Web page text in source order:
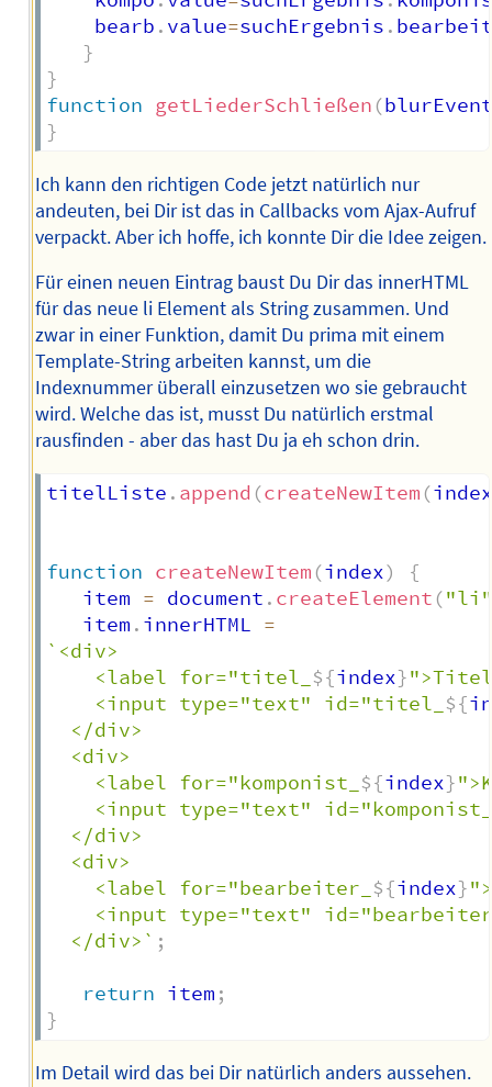
    bearb
. value=suchErgebnis .
}
}
function getLiederSchließen (blurEvent
}
Ich kann den richtigen Code jetzt natürlich nur
andeuten, bei Dir ist das in Callbacks vom Ajax-Aufruf
verpackt. Aber ich hoffe, ich konnte Dir die Idee zeigen.
Für einen neuen Eintrag baust Du Dir das innerHTML
für das neue li Element als String zusammen. Und
zwar in einer Funktion, damit Du prima mit einem
Template-String arbeiten kannst, um die
Indexnummer überall einzusetzen wo sie gebraucht
wird. Welche das ist, musst Du natürlich erstmal
rausfinden - aber das hast Du ja eh schon drin.
titelListe . append (createNewItem (index
function createNewItem (index)
{
   item
= document . createElement ("li"
   item
. innerHTML =
` <div>
    <label for="titel_
${index}
    <input type="text" id="titel_
${
  </div>
  <div>
    <label for="komponist_
${index}
    <input type="text" id="komponist_
  </div>
  <div>
    <label for="bearbeiter_
${index}
<input type="text"
  </div>
` ;
return item ;
}
Im Detail wird das bei Dir natürlich anders aussehen.